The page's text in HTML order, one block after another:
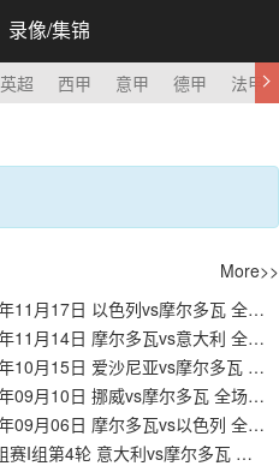
录像/集锦
英超 西甲 意甲 德甲 法甲
More>>
【世预赛欧洲区小组赛I组】2025年11月17日 以色列vs摩尔多瓦 全场录像在线回放
【世预赛欧洲区小组赛I组】2025年11月14日 摩尔多瓦vs意大利 全场录像在线回放
【世预赛欧洲区小组赛I组】2025年10月15日 爱沙尼亚vs摩尔多瓦 全场录像在线回放
【世预赛欧洲区小组赛I组】2025年09月10日 挪威vs摩尔多瓦 全场录像在线回放
【世预赛欧洲区小组赛I组】2025年09月06日 摩尔多瓦vs以色列 全场录像在线回放
2025年6月10日 世预赛欧洲区小组赛I组第4轮 意大利vs摩尔多瓦 全场录像回放